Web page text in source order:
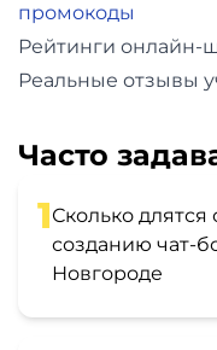
промокоды
Рейтинги онлайн-
Реальные отзывы
Часто
1Сколько
созданию чат-
Новгороде